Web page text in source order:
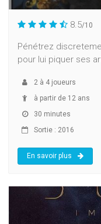
8.5/10
Pénétrez
pour lui piquer ses
2 à 4 joueurs
à partir de 12 ans
30 minutes
Sortie : 2016
En savoir plus